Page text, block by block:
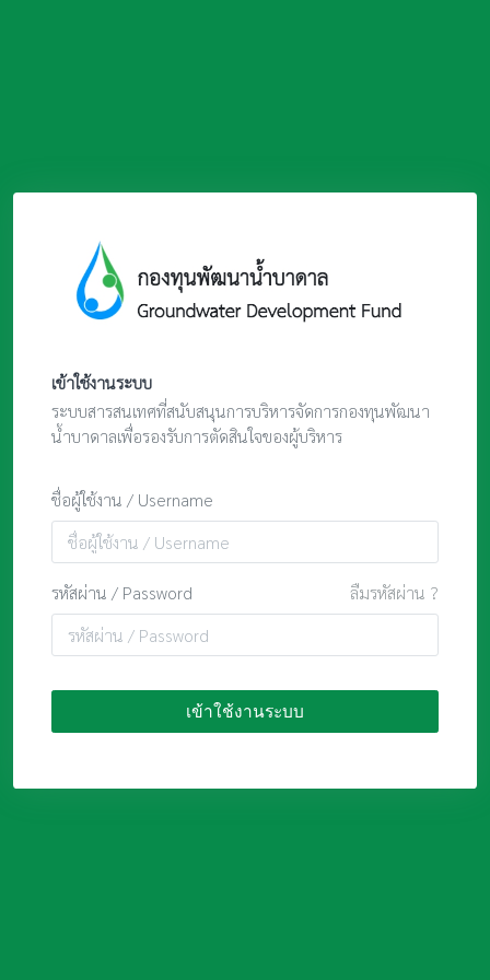
เข้าใช้งานระบบ
ระบบสารสนเทศที่สนับสนุนการบริหารจัดการกองทุนพัฒนา
น้ำบาดาลเพื่อรองรับการตัดสินใจของผู้บริหาร
ชื่อผู้ใช้งาน / Username
ลืมรหัสผ่าน ?
รหัสผ่าน / Password
เข้าใช้งานระบบ